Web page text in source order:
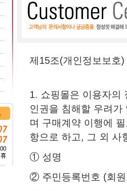
제15조(개인정보보호)
1. 쇼핑몰은 이용자의
인권을 침해할 우려
며 구매계약 이행에
항으로 하고, 그 외 사
① 성명
② 주민등록번호 (회